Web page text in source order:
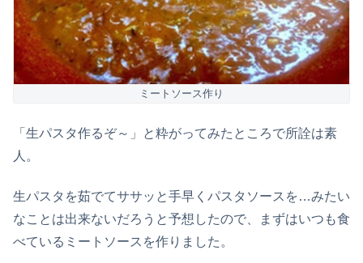
ミートソース作り
「生パスタ作るぞ～」と粋がってみたところで所詮は素
人。
生パスタを茹でてササッと手早くパスタソースを…みたい
なことは出来ないだろうと予想したので、まずはいつも食
べているミートソースを作りました。